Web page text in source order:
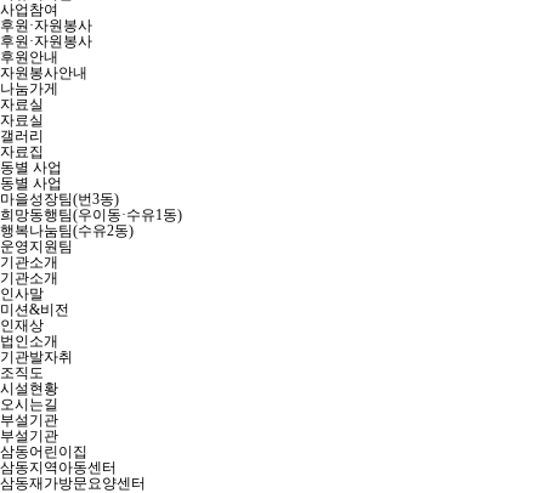
사업참여
후원·자원봉사
후원·자원봉사
후원안내
자원봉사안내
나눔가게
자료실
자료실
갤러리
자료집
동별 사업
동별 사업
마을성장팀(번3동)
희망동행팀(우이동·수유1동)
행복나눔팀(수유2동)
운영지원팀
기관소개
기관소개
인사말
미션&비전
인재상
법인소개
기관발자취
조직도
시설현황
오시는길
부설기관
부설기관
삼동어린이집
삼동지역아동센터
삼동재가방문요양센터